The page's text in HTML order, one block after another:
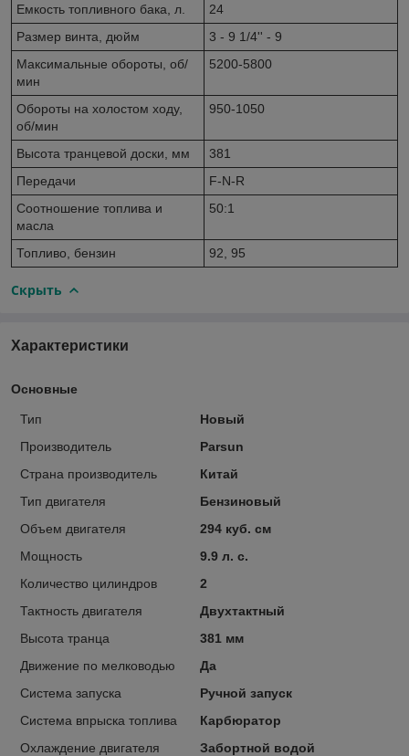
Емкость топливного бака, л.
24
Размер винта, дюйм
3 - 9 1/4'' - 9
Максимальные обороты, об/
мин
5200-5800
Обороты на холостом ходу,
об/мин
950-1050
Высота транцевой доски, мм
381
Передачи
F-N-R
Соотношение топлива и
масла
50:1
Топливо, бензин 92, 95
Скрыть
Характеристики
Основные
Тип
Новый
Производитель
Parsun
Страна производитель
Китай
Тип двигателя
Бензиновый
Объем двигателя
294 куб. см
Мощность
9.9 л. с.
Количество цилиндров
2
Тактность двигателя
Двухтактный
Высота транца
381 мм
Движение по мелководью
Да
Система запуска
Ручной запуск
Система впрыска топлива
Карбюратор
Охлаждение двигателя
Забортной водой